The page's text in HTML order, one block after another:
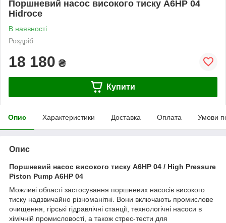
Поршневий насос високого тиску A6HP 04
Hidroce
В наявності
Роздріб
18 180 ₴
Купити
Опис Характеристики Доставка Оплата Умови
Опис
Поршневий насос високого тиску A6HP 04 / High Pressure
Piston Pump A6HP 04
Можливі області застосування поршневих насосів високого
тиску надзвичайно різноманітні. Вони включають промислове
очищення, гірські гідравлічні станції, технологічні насоси в
хімічній промисловості, а також стрес-тести для